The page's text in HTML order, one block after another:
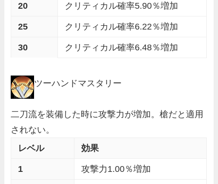
20 クリティカル確率5.90％増加
25 クリティカル確率6.22％増加
30 クリティカル確率6.48％増加
ツーハンドマスタリー
二刀流を装備した時に攻撃力が増加。槍だと適用
されない。
レベル
効果
1 攻撃力1.00％増加